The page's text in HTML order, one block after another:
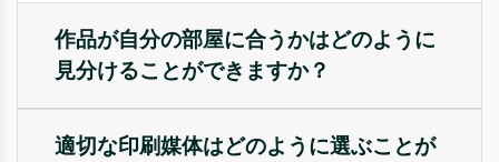
作品が自分の部屋に合うかはどのように
見分けることができますか？
適切な印刷媒体はどのように選ぶことが